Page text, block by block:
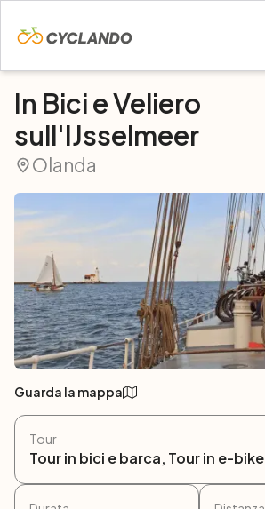
In Bici e Veliero
sull'IJsselmeer
Olanda
Guarda la mappa
Tour
Tour in bici e barca, Tour in e-bike